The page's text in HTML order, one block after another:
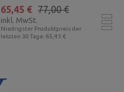
Niedrigster Produktpreis der
letzten 30 Tage: 65,45 €
77,00 €
65,45 €
inkl. MwSt.